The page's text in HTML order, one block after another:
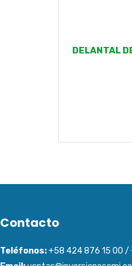
DELANTAL
Contacto
Teléfonos:+58 424 876 15 00 /